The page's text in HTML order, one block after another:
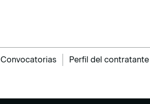
Convocatorias Perfil del contratante